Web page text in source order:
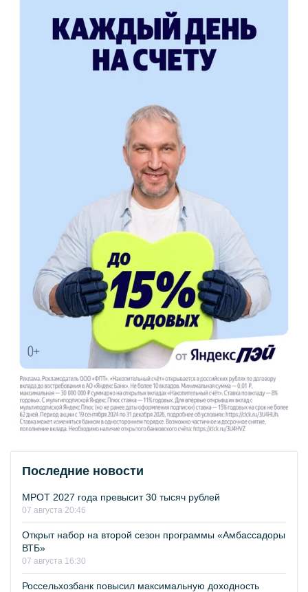
Последние новости
МРОТ 2027 года превысит 30 тысяч рублей
07 августа 20:46
Открыт набор на второй сезон программы «Амбассадоры
ВТБ»
07 августа 16:30
Россельхозбанк повысил максимальную доходность